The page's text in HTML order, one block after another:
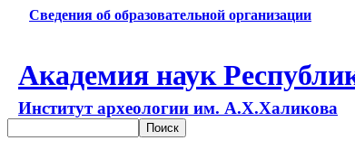
Сведения об образовательной организации
Академия наук
Институт археологии им. А.Х.Халикова